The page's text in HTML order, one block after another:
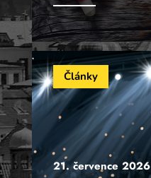
21. července 2026
Články